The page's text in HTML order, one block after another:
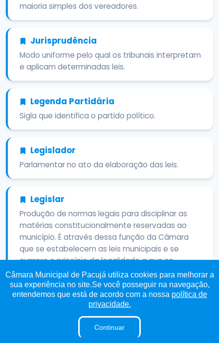
maioria simples dos vereadores.
Jurisprudência
Modo uniforme pelo qual os tribunais interpretam
e aplicam determinadas leis.
Legenda Partidária
Sigla que identifica o partido político.
Legislador
Parlamentar no ato da elaboração das leis.
Legislar
Produção de normas legais para disciplinar as
matérias constitucionalmente reservadas ao
município. É através dessa função da Câmara
que se estabelecem as leis municipais e se
cumpre o princípio da legalidade a que se
submete a Administração Pública no chamado
Estado Democrático de Direito.
Legislatura
Período em que dura um mandato parlamentar
Câmara Municipal de Pacujá utiliza cookies para melhorar a
sua experiência no site.Se você posseguir na navegação,
entendemos que está de acordo com a nossa política de
privacidade.
Continuar